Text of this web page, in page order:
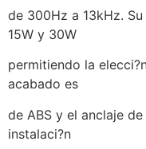
de 300Hz a 13kHz.
15W y 30W
permitiendo la
acabado es
de ABS y el anclaje
instalaci?n